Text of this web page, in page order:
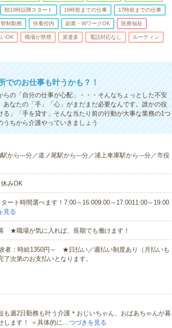
朝10時以降スタート 16時前までの仕事 17時前までの仕事
制勤務 扶養控内 副業・WワークOK 医療福祉
OK 職場が禁煙 派遣多 電話対応なし ルーティン
でのお仕事も叶うかも？！
らの「自分の仕事が心配」・・・そんなちょっとした不安
なたの「手」「心」がまだまだ必要なんです。誰かの役
」「手を貸す」そんな当たり前の行動が大事な業務の1つ
ちから介護やっていきましょう
から---分／道ノ尾駅から---分／浦上車庫駅から---分／市役
みOK
ート時間選べます！7:00～16:009:00～17:0011:00～19:00
見る
★職場が気に入れば、長期でも働けます！
者：時給1350円～ ★日払い／週払い制度あり（月払いも
次第のお支払いとなります。
も週2日勤務も叶う介護＊おじいちゃん、おばあちゃんが暮
します！ ＜具体的に…つづきを見る